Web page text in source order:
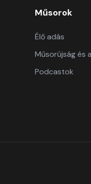
Műsorok
Élő adás
Műsorújság és
Podcastok